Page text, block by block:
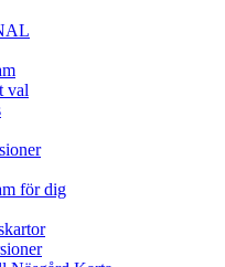
val
för dig